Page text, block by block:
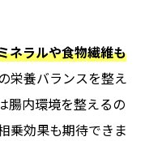
ネラルや食物繊維も
栄養バランスを整え
腸内環境を整えるの
乗効果も期待できま